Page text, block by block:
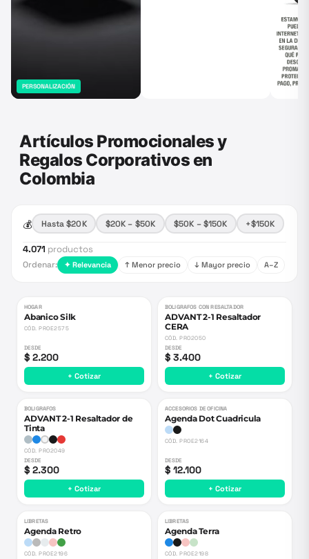
PERSONALIZACIÓN
Artículos Promocionales y
Regalos Corporativos en
Colombia
💰 Hasta $20K $20K – $50K $50K – $150K +$150K
4.071 productos
Ordenar: ✦ Relevancia ↑ Menor precio ↓ Mayor precio A–Z
HOGAR
Abanico Silk
CÓD.PROE2575
DESDE
$ 2.200
+ Cotizar
BOLIGRAFOS CON RESALTADOR
ADVANT 2-1 Resaltador
CERA
CÓD.PRO2050
DESDE
$ 3.400
+ Cotizar
BOLIGRAFOS
ADVANT 2-1 Resaltador de
Tinta
CÓD.PRO2049
DESDE
$ 2.300
+ Cotizar
ACCESORIOS DE OFICINA
Agenda Dot Cuadricula
CÓD.PROE2164
DESDE
$ 12.100
+ Cotizar
LIBRETAS
Agenda Retro
CÓD.PROE2196
LIBRETAS
Agenda Terra
CÓD.PROE2198